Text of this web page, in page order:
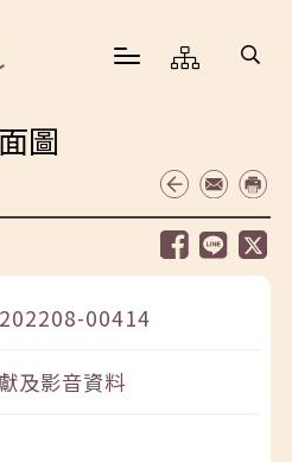
圖
00414
及影音資料